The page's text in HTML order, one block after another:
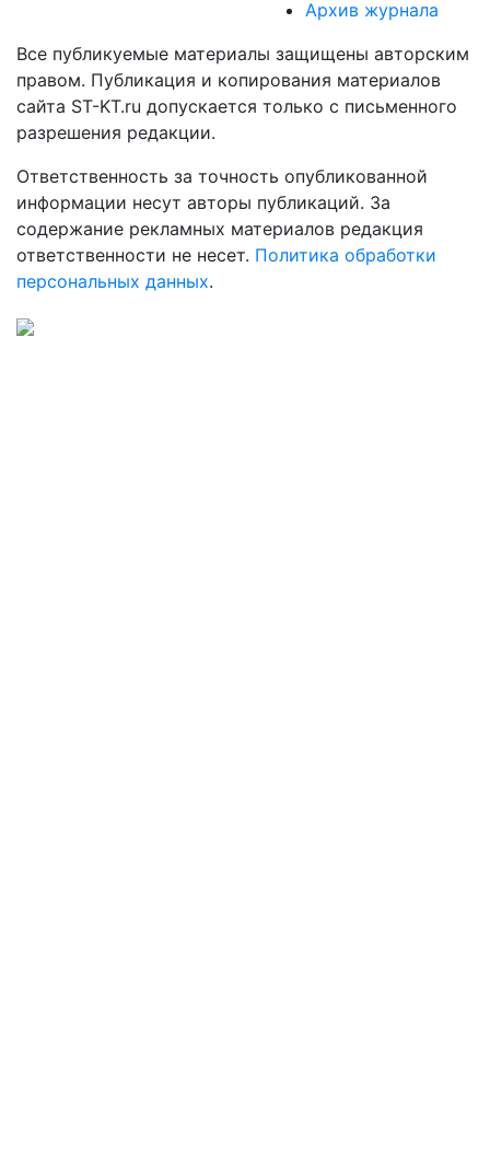
Архив журнала
Все публикуемые материалы защищены авторским
правом. Публикация и копирования материалов
сайта ST-KT.ru допускается только с письменного
разрешения редакции.
Ответственность за точность опубликованной
информации несут авторы публикаций. За
содержание рекламных материалов редакция
ответственности не несет. Политика обработки
персональных данных.